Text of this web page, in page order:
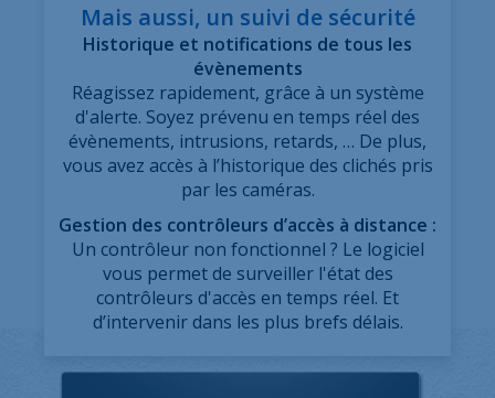
Mais aussi, un suivi de sécurité
Historique et notifications de tous les
évènements
Réagissez rapidement, grâce à un système
d'alerte. Soyez prévenu en temps réel des
évènements, intrusions, retards, … De plus,
vous avez accès à l’historique des clichés pris
par les caméras.
Gestion des contrôleurs d’accès à distance :
Un contrôleur non fonctionnel ? Le logiciel
vous permet de surveiller l'état des
contrôleurs d'accès en temps réel. Et
d’intervenir dans les plus brefs délais.